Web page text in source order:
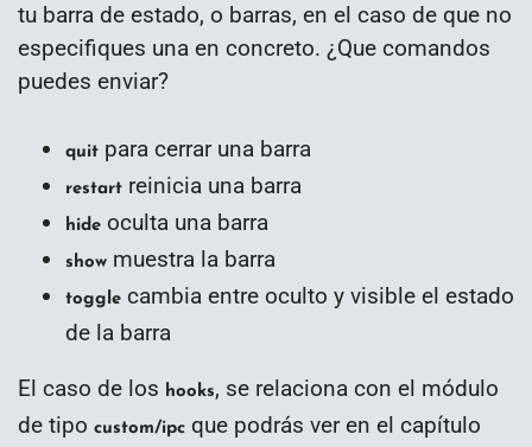
tu barra de estado, o barras, en el caso de que no
especifiques una en concreto. ¿Que comandos
puedes enviar?
quit para cerrar una barra
restart reinicia una barra
hide oculta una barra
show muestra la barra
toggle cambia entre oculto y visible el estado
de la barra
El caso de los hooks, se relaciona con el módulo
de tipo custom/ipc que podrás ver en el capítulo